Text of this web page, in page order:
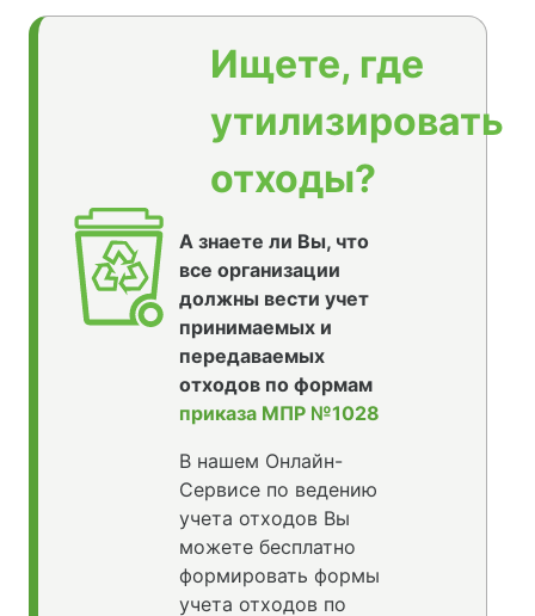
Ищете, где
утилизировать
отходы?
А знаете ли Вы, что
все организации
должны вести учет
принимаемых и
передаваемых
отходов по формам
приказа МПР №1028
В нашем Онлайн-
Сервисе по ведению
учета отходов Вы
можете бесплатно
формировать формы
учета отходов по